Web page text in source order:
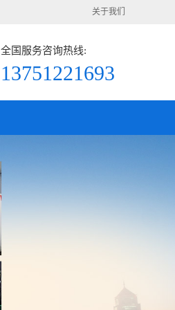
关于我们
全国服务咨询热线:
13751221693